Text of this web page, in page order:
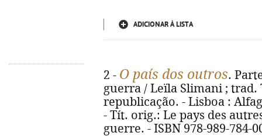
ADICIONAR À LISTA
2 - O país dos outros.
guerra / Leïla Slimani ; trad.
republicação. - Lisboa :
- Tít. orig.: Le pays des
guerre. - ISBN 978-989-784-